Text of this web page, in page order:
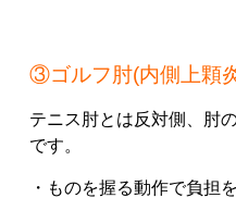
③ゴルフ肘(内側上顆炎
テニス肘とは反対側、肘
です。
・ものを握る動作で負担